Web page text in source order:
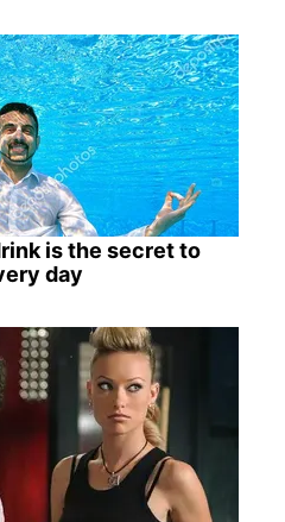
is the secret to
day